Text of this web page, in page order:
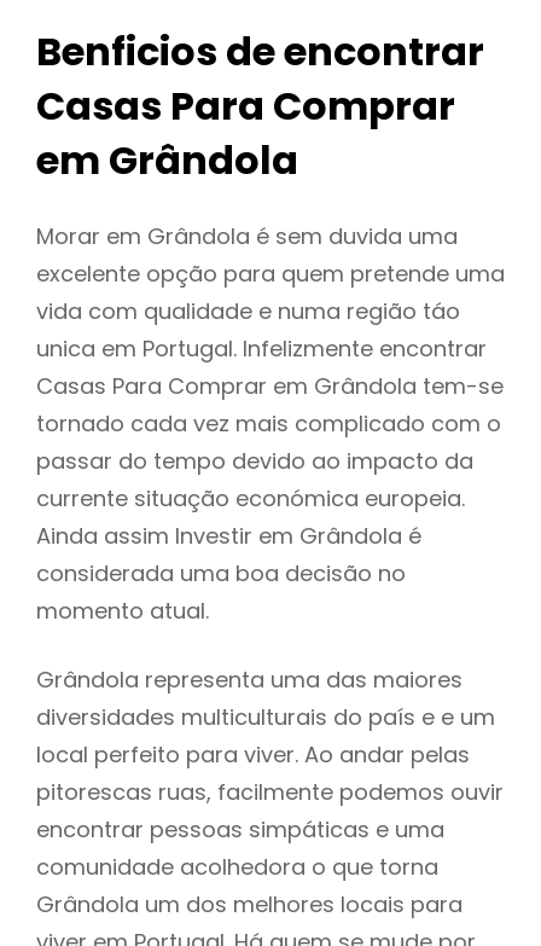
Benficios de encontrar
Casas Para Comprar
em Grândola
Morar em Grândola é sem duvida uma
excelente opção para quem pretende uma
vida com qualidade e numa região táo
unica em Portugal. Infelizmente encontrar
Casas Para Comprar em Grândola tem-se
tornado cada vez mais complicado com o
passar do tempo devido ao impacto da
currente situação económica europeia.
Ainda assim Investir em Grândola é
considerada uma boa decisão no
momento atual.
Grândola representa uma das maiores
diversidades multiculturais do país e e um
local perfeito para viver. Ao andar pelas
pitorescas ruas, facilmente podemos ouvir
encontrar pessoas simpáticas e uma
comunidade acolhedora o que torna
Grândola um dos melhores locais para